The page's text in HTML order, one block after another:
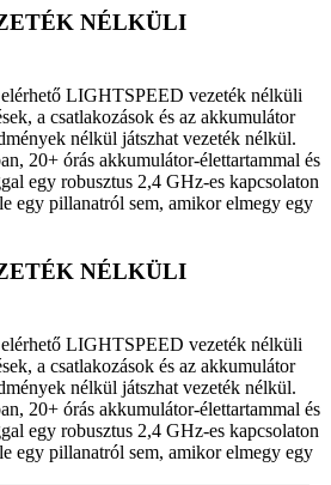
NÉLKÜLI
LIGHTSPEED vezeték nélküli
a csatlakozások és az akkumulátor
nélkül játszhat vezeték nélkül.
20+ órás akkumulátor-élettartammal és
egy robusztus 2,4 GHz-es kapcsolaton
egy pillanatról sem, amikor elmegy egy
NÉLKÜLI
LIGHTSPEED vezeték nélküli
a csatlakozások és az akkumulátor
nélkül játszhat vezeték nélkül.
20+ órás akkumulátor-élettartammal és
egy robusztus 2,4 GHz-es kapcsolaton
egy pillanatról sem, amikor elmegy egy